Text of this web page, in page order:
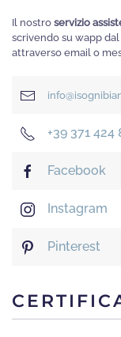
Il nostro servizio
scrivendo su wapp
attraverso email o
+39 371 424
Facebook
Instagram
Pinterest